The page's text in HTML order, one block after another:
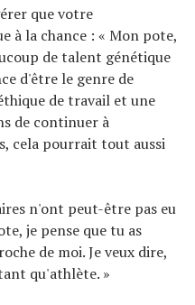
que votre
à la chance : « Mon pote,
de talent génétique
d'être le genre de
de travail et une
de continuer à
cela pourrait tout aussi
n'ont peut-être pas eu
je pense que tu as
de moi. Je veux dire,
qu'athlète. »